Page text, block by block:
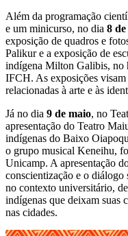
Além da programação
e um minicurso, no dia 8
exposição de quadros e
Palikur e a exposição de
indígena Milton Galibis, no
IFCH. As exposições
relacionadas à arte e às
Já no dia 9 de maio, no
apresentação do Teatro
indígenas do Baixo
o grupo musical Keneihu,
Unicamp. A apresentação
conscientização e o diálogo
no contexto universitário,
indígenas que deixam suas
nas cidades.